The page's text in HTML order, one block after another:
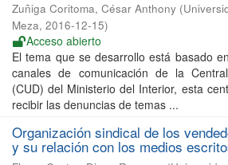
Zuñiga Coritoma, César Anthony (
Meza, 2016-12-15)
Acceso abierto
El tema que se desarrollo está basado
canales de comunicación de la
(CUD) del Ministerio del Interior, esta
recibir las denuncias de temas ...
Organización sindical de los
y su relación con los medios